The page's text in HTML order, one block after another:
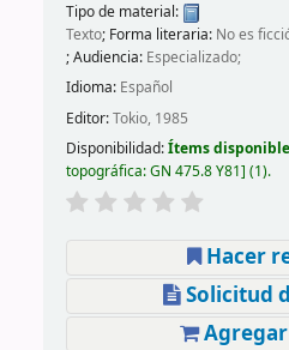
Tipo de material:
Texto; Forma literaria: No es
; Audiencia: Especializado;
Idioma: Español
Editor:Tokio, 1985
Disponibilidad:Ítems
topográfica:GN 475.8 Y81 (1).
Hacer
Solicitud